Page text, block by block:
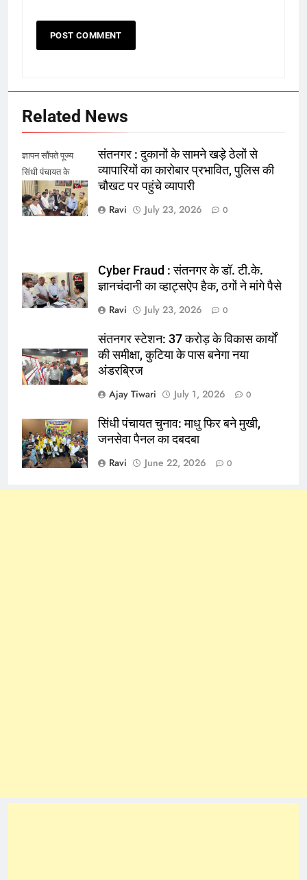
Related News
ज्ञापन सौंपते पूज्य
सिंधी पंचायत के
पदाधिकारी
संतनगर : दुकानों के सामने खड़े ठेलों से
व्यापारियों का कारोबार प्रभावित, पुलिस की
चौखट पर पहुंचे व्यापारी
Ravi
July 23, 2026 0
Cyber Fraud : संतनगर के डॉ. टी.के.
ज्ञानचंदानी का व्हाट्सऐप हैक, ठगों ने मांगे पैसे
Ravi
July 23, 2026 0
संतनगर स्टेशन: 37 करोड़ के विकास कार्यों
की समीक्षा, कुटिया के पास बनेगा नया
अंडरब्रिज
Ajay Tiwari
July 1, 2026 0
सिंधी पंचायत चुनाव: माधु फिर बने मुखी,
जनसेवा पैनल का दबदबा
Ravi
June 22, 2026 0